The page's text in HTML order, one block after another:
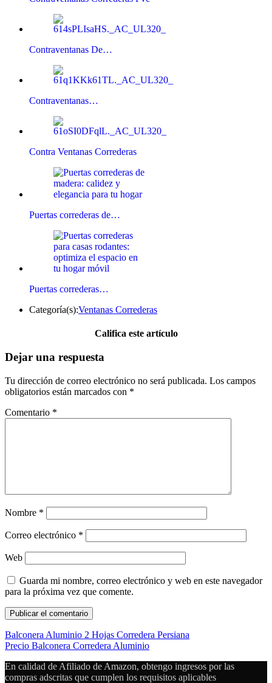
Contraventanas De…
Contraventanas…
Contra Ventanas Correderas
Puertas correderas de…
Puertas correderas…
Categoría(s):Ventanas Correderas
Califica este artículo
Dejar una respuesta
Tu dirección de correo electrónico no será publicada. Los campos
obligatorios están marcados con *
Comentario *
Nombre *
Correo electrónico *
Web
Guarda mi nombre, correo electrónico y web en este navegador
para la próxima vez que comente.
Balconera Aluminio 2 Hojas Corredera Persiana
Precio Balconera Corredera Aluminio
En calidad de Afiliado de Amazon, obtengo ingresos por las
compras adscritas que cumplen los requisitos aplicables